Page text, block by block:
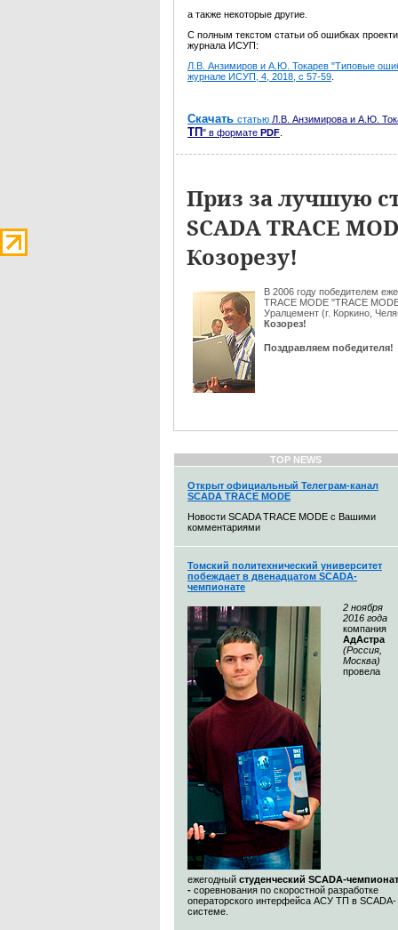
а также некоторые другие.
С полным текстом статьи об ошибках
журнала ИСУП:
Л.В. Анзимиров и А.Ю. Токарев "Типовые
журнале ИСУП, 4, 2018, c 57-59
Скачать статью Л.В. Анзимирова и А.Ю.
ТП" в формате PDF
Приз за лучшую
SCADA TRACE
Козорезу!
В 2006 году победителем
TRACE MODE "TRACE
Уралцемент (г. Коркино,
Козорез!
Поздравляем победителя!
TOP NEWS
Открыт официальный Телеграм-канал
SCADA TRACE MODE
Новости SCADA TRACE MODE с Вашими
комментариями
Томский политехнический университет
побеждает в двенадцатом SCADA-
чемпионате
2 ноября
2016 года
компания
АдАстра
(Россия,
Москва)
провела
ежегодный студенческий SCADA-чемпионат
- соревнования по скоростной разработке
операторского интерфейса АСУ ТП в SCADA-
системе.